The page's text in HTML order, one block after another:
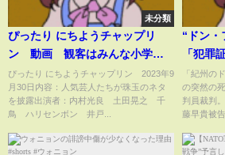
未分類
ぴったり にちようチャップリ
ン 動画 観客はみんな小学
生！お笑いネバーランド後編 9
月30日
ぴったり にちようチャップリン 2023年9
月30日内容：人気芸人たちが珠玉のネタ
を披露出演者：内村光良 土田晃之 千
鳥 ハリセンボン 井戸...
“ドン・
「犯罪
み解く
り覚醒
判決に涙
「紀州の
の突然の
判員裁判
藤早貴被